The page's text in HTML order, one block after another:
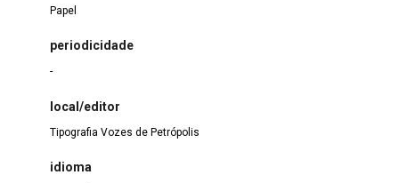
Papel
periodicidade
-
local/editor
Tipografia Vozes de Petrópolis
idioma